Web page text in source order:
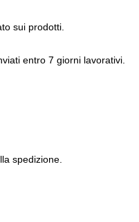
sui prodotti.
entro 7 giorni lavorativi.
spedizione.